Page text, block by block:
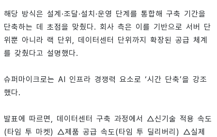
해당 방식은 설계·조달·설치·운영 단계를 통합해 구축 기간을
단축하는 데 초점을 맞췄다. 회사 측은 이를 기반으로 서버 단
위뿐 아니라 랙 단위, 데이터센터 단위까지 확장된 공급 체계
를 갖췄다고 설명했다.
슈퍼마이크로는 AI 인프라 경쟁력 요소로 ‘시간 단축’을 강조
했다.
발표에 따르면, 데이터센터 구축 과정에서 △신기술 적용 속도
(타임 투 마켓) △제품 공급 속도(타임 투 딜리버리) △실제